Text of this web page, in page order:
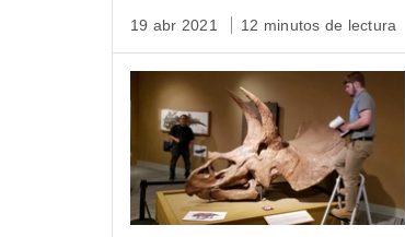
19 abr 2021 12 minutos de lectura